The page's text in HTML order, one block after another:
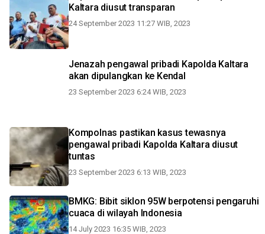
Kaltara diusut transparan
24 September 2023 11:27 WIB, 2023
Jenazah pengawal pribadi Kapolda Kaltara
akan dipulangkan ke Kendal
23 September 2023 6:24 WIB, 2023
Kompolnas pastikan kasus tewasnya
pengawal pribadi Kapolda Kaltara diusut
tuntas
23 September 2023 6:13 WIB, 2023
BMKG: Bibit siklon 95W berpotensi pengaruhi
cuaca di wilayah Indonesia
14 July 2023 16:35 WIB, 2023